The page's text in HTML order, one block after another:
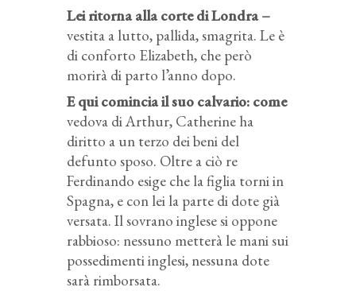
Lei ritorna alla corte di Londra –
vestita a lutto, pallida, smagrita. Le è
di conforto Elizabeth, che però
morirà di parto l’anno dopo.
E qui comincia il suo calvario: come
vedova di Arthur, Catherine ha
diritto a un terzo dei beni del
defunto sposo. Oltre a ciò re
Ferdinando esige che la figlia torni in
Spagna, e con lei la parte di dote già
versata. Il sovrano inglese si oppone
rabbioso: nessuno metterà le mani sui
possedimenti inglesi, nessuna dote
sarà rimborsata.